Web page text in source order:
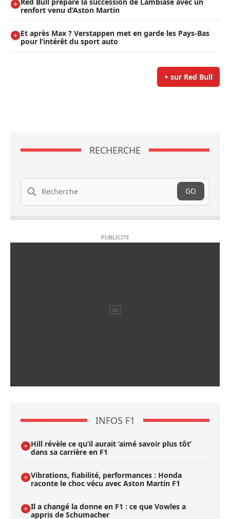
Red Bull prépare la succession de Lambiase avec un
renfort venu d’Aston Martin
Et après Max ? Verstappen met en garde les Pays-Bas
pour l’intérêt du sport auto
+ sur Red Bull
RECHERCHE
Recherche
GO
INFOS F1
Hill révèle ce qu’il aurait ’aimé savoir plus tôt’
dans sa carrière en F1
Vibrations, fiabilité, performances : Honda
raconte le choc vécu avec Aston Martin F1
Il a changé la donne en F1 : ce que Vowles a
appris de Schumacher